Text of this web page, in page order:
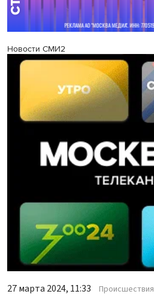
Новости СМИ2
27 марта 2024, 11:33 Происшествия